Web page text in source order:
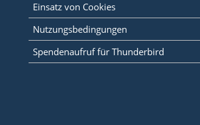
Einsatz von Cookies
Nutzungsbedingungen
Spendenaufruf für Thunderbird